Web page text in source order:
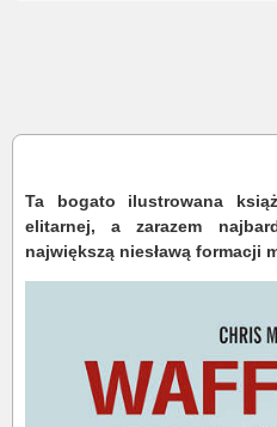
Ta bogato ilustrowana
elitarnej, a zarazem
największą niesławą formacji